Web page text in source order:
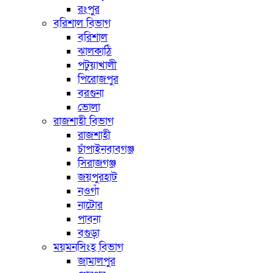
রংপুর
বরিশাল বিভাগ
বরিশাল
ঝালকাঠি
পটুয়াখালী
পিরোজপুর
বরগুনা
ভোলা
রাজশাহী বিভাগ
রাজশাহী
চাঁপাইনবাবগঞ্জ
সিরাজগঞ্জ
জয়পুরহাট
নওগাঁ
নাটোর
পাবনা
বগুড়া
ময়মনসিংহ বিভাগ
জামালপুর